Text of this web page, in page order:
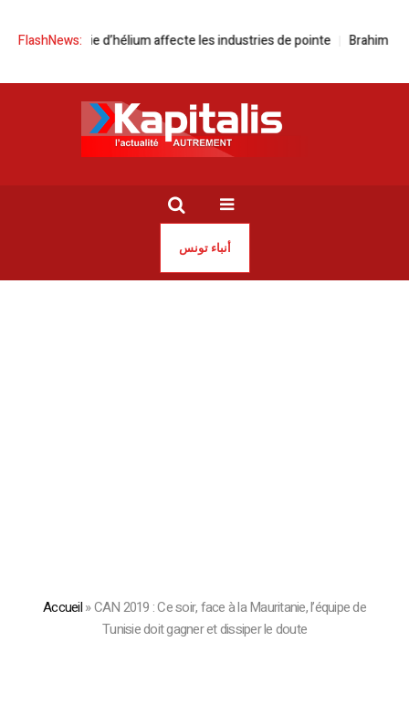
FlashNews:
pénurie d’hélium affecte les industries de pointe Brahim Saci |
أنباء تونس
Accueil»CAN 2019 : Ce soir, face à la Mauritanie, l’équipe de
Tunisie doit gagner et dissiper le doute